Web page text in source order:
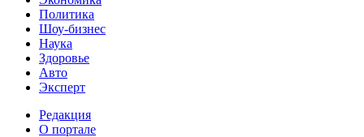
Политика
Шоу-бизнес
Наука
Здоровье
Авто
Эксперт
Редакция
О портале